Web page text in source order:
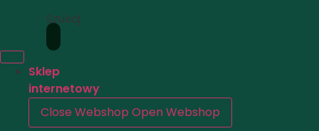
Szukaj
Sklep
internetowy
Close Webshop Open Webshop